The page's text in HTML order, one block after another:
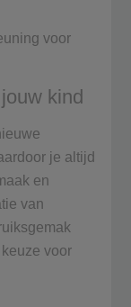
voor
kind
je altijd
en
van
voor